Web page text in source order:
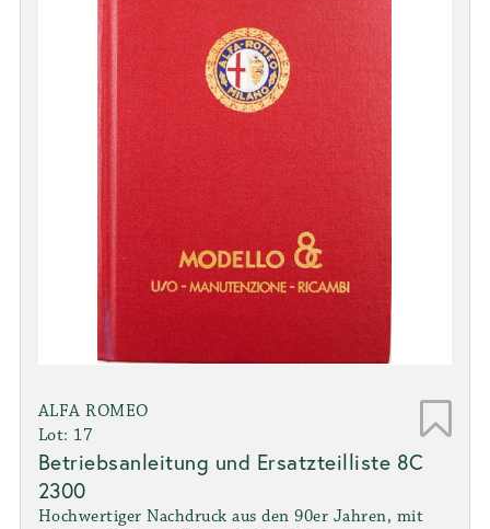
ALFA ROMEO
Lot: 17
Betriebsanleitung und Ersatzteilliste 8C
2300
Hochwertiger Nachdruck aus den 90er Jahren, mit